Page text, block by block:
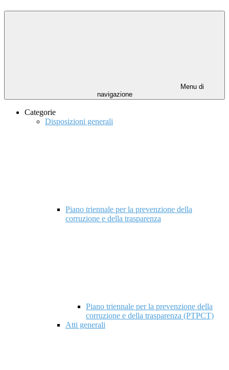
Menu di
navigazione
Categorie
Disposizioni generali
Piano triennale per la prevenzione della
corruzione e della trasparenza
Piano triennale per la prevenzione della
corruzione e della trasparenza (PTPCT)
Atti generali